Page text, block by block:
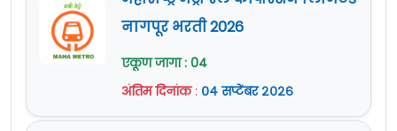
नागपूर भरती 2026
एकूण जागा : 04
अंतिम दिनांक: ०४ सप्टेंबर २०२६